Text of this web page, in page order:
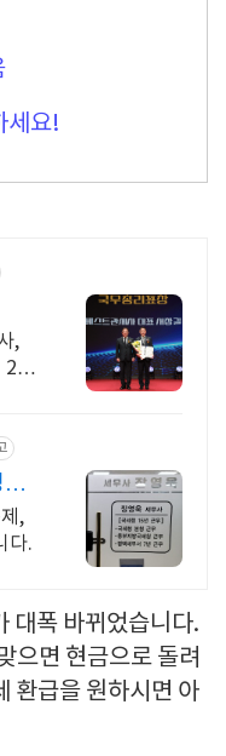
세요!
,
20
,
다.
대폭 바뀌었습니다.
으면 현금으로 돌려
환급을 원하시면 아